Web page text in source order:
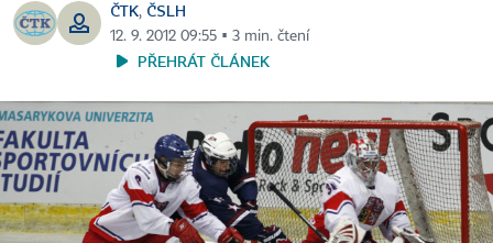
ČTK, ČSLH
12. 9. 2012 09:55 ▪ 3 min. čtení
PŘEHRÁT ČLÁNEK